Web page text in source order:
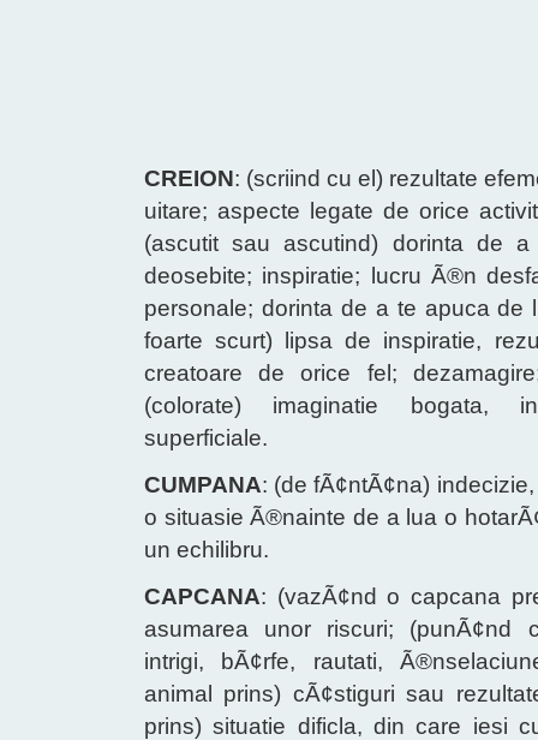
CREION: (scriind cu el) rezultate
uitare; aspecte legate de orice
(ascutit sau ascutind) dorinta de
deosebite; inspiratie; lucru Ã®n
personale; dorinta de a te apuca de
foarte scurt) lipsa de inspiratie,
creatoare de orice fel;
(colorate) imaginatie bogata,
superficiale.
CUMPANA: (de fÃ¢ntÃ¢na)
o situasie Ã®nainte de a lua o
un echilibru.
CAPCANA: (vazÃ¢nd o capcana
asumarea unor riscuri; (punÃ¢nd
intrigi, bÃ¢rfe, rautati,
animal prins) cÃ¢stiguri sau
prins) situatie dificla, din care iesi